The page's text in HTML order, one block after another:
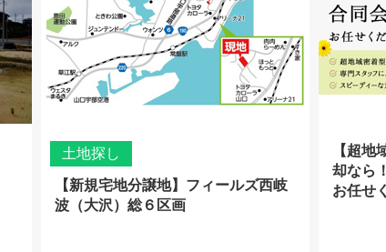
土地探し
【新規宅地分譲地】フィールズ西岐
波（大沢）総６区画
【超地
却なら
お任せ